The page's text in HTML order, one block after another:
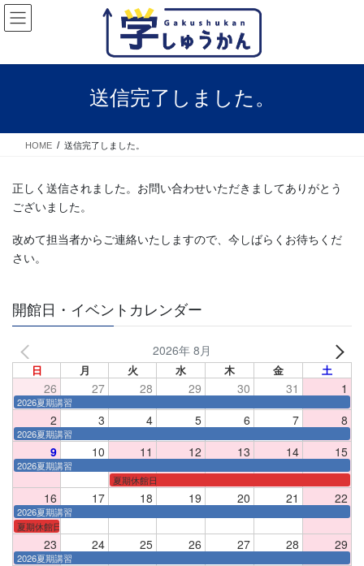
コ
ン
ナ
ビ
送信完了しました。
HOME 送信完了しました。
正しく送信されました。お問い合わせいただきましてありがとう
ございました。
改めて担当者からご連絡いたしますので、今しばらくお待ちくだ
さい。
開館日・イベントカレンダー
2026年 8月
日 月 火 水 木 金 土
26 27 28 29 30 31 1
2026夏期講習
2 3 4 5 6 7 8
2026夏期講習
9 10 11 12 13 14 15
2026夏期講習
夏期休館日
16 17 18 19 20 21 22
2026夏期講習
夏期休館日
23 24 25 26 27 28 29
2026夏期講習